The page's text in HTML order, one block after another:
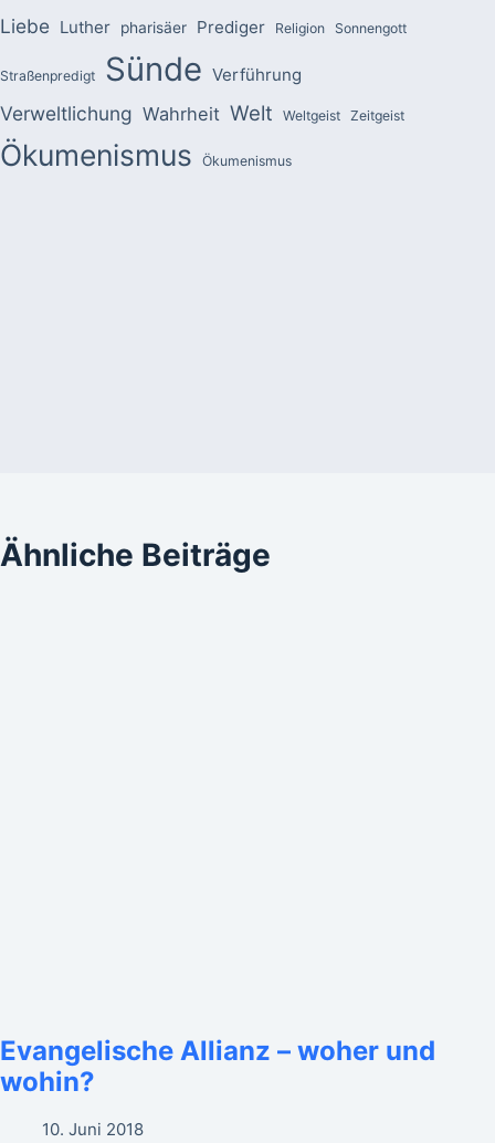
Liebe Luther pharisäer Prediger Religion Sonnengott
Straßenpredigt Sünde Verführung
Verweltlichung Wahrheit Welt Weltgeist Zeitgeist
Ökumenismus Ökumenismus
Ähnliche Beiträge
Evangelische Allianz – woher und
wohin?
10. Juni 2018